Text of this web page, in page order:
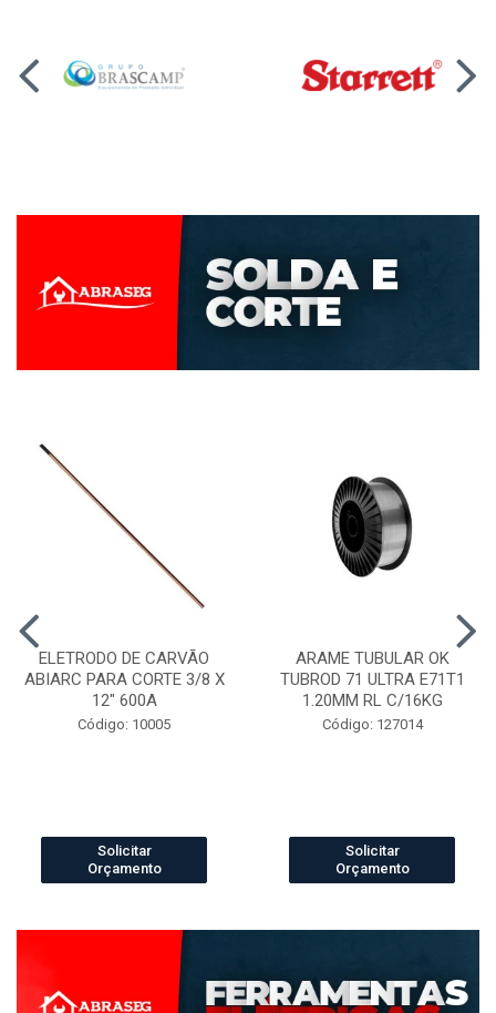
ELETRODO DE CARVÃO
ABIARC PARA CORTE 3/8 X
12" 600A
Código: 10005
Solicitar
Orçamento
ARAME TUBULAR OK
TUBROD 71 ULTRA E71T1
1.20MM RL C/16KG
Código: 127014
Solicitar
Orçamento